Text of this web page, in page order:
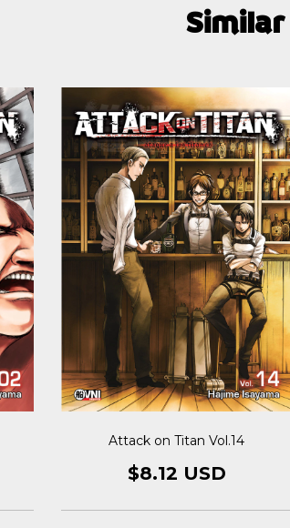
Attack on Titan Vol.14
$8.12 USD